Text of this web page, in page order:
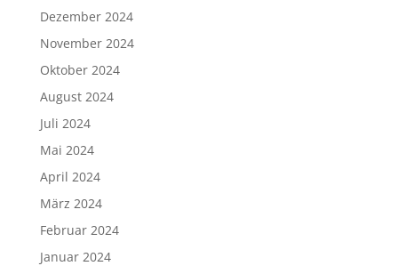
Dezember 2024
November 2024
Oktober 2024
August 2024
Juli 2024
Mai 2024
April 2024
März 2024
Februar 2024
Januar 2024